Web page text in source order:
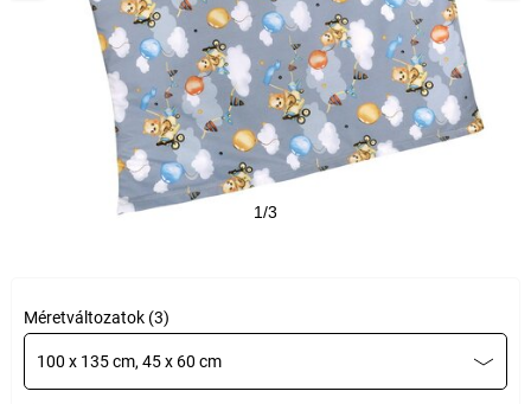
1/3
Méretváltozatok (3)
100 x 135 cm, 45 x 60 cm